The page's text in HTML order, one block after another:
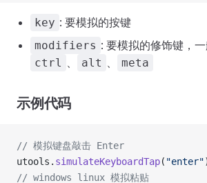
key : 要模拟的按键
modifiers : 要模拟的修饰键，
ctrl 、 alt 、 meta
示例代码
// 模拟键盘敲击 Enter
utools. simulateKeyboardTap( "enter"
// windows linux 模拟粘贴